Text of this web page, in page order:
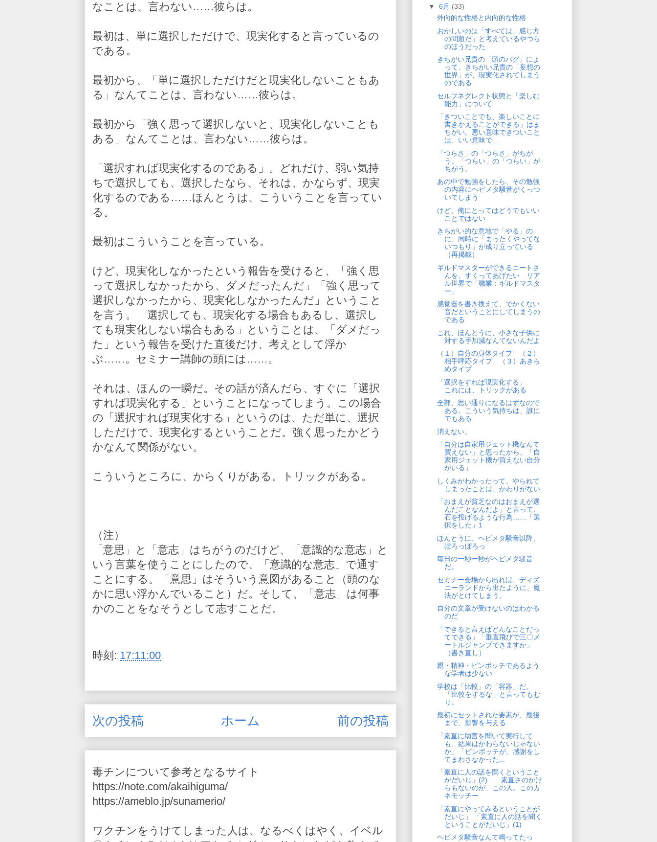
なことは、言わない……彼らは。
最初は、単に選択しただけで、現実化すると言っているの
である。
最初から、「単に選択しただけだと現実化しないこともあ
る」なんてことは、言わない……彼らは。
最初から「強く思って選択しないと、現実化しないことも
ある」なんてことは、言わない……彼らは。
「選択すれば現実化するのである」。どれだけ、弱い気持
ちで選択しても、選択したなら、それは、かならず、現実
化するのである……ほんとうは、こういうことを言ってい
る。
最初はこういうことを言っている。
けど、現実化しなかったという報告を受けると、「強く思
って選択しなかったから、ダメだったんだ」「強く思って
選択しなかったから、現実化しなかったんだ」ということ
を言う。「選択しても、現実化する場合もあるし、選択し
ても現実化しない場合もある」ということは、「ダメだっ
た」という報告を受けた直後だけ、考えとして浮か
ぶ……。セミナー講師の頭には……。
それは、ほんの一瞬だ。その話が済んだら、すぐに「選択
すれば現実化する」ということになってしまう。この場合
の「選択すれば現実化する」というのは、ただ単に、選択
しただけで、現実化するということだ。強く思ったかどう
かなんて関係がない。
こういうところに、からくりがある。トリックがある。
（注）
「意思」と「意志」はちがうのだけど、「意識的な意志」と
いう言葉を使うことにしたので、「意識的な意志」で通す
ことにする。「意思」はそういう意図があること（頭のな
かに思い浮かんでいること）だ。そして、「意志」は何事
かのことをなそうとして志すことだ。
時刻: 17:11:00
次の投稿 前の投稿
ホーム
毒チンについて参考となるサイト
https://note.com/akaihiguma/
https://ameblo.jp/sunamerio/
ワクチンをうけてしまった人は、なるべくはやく、イベル
▼ 6月 (33)
外向的な性格と内向的な性格
おかしいのは「すべては、感じ方
の問題だ」と考えているやつら
のほうだった
きちがい兄貴の「頭のバグ」によ
って、きちがい兄貴の「妄想の
世界」が、現実化されてしまう
のである
セルフネグレクト状態と「楽しむ
能力」について
「きついことでも、楽しいことに
書きかえることができる」はま
ちがい。悪い意味できついこと
は、いい意味で...
「つらさ」の「つらさ」がちが
う。「つらい」の「つらい」が
ちがう。
あの中で勉強をしたら、その勉強
の内容にヘビメタ騒音がくっつ
いてしまう
けど、俺にとってはどうでもいい
ことではない
きちがい的な意地で「やる」の
に、同時に「まったくやってな
いつもり」が成り立っている
（再掲載）
ギルドマスターができるニートさ
んを、すくってあげたい リア
ル世界で「職業：ギルドマスタ
ー」
感覚器を書き換えて、でかくない
音だということにしてしまうの
である
これ、ほんとうに、小さな子供に
対する手加減なんてないんだよ
（１）自分の身体タイプ （２）
相手呼応タイプ （３）あきら
めタイプ
「選択をすれば現実化する」
これには、トリックがある
全部、思い通りになるはずなので
ある。こういう気持ちは、誰に
でもある
消えない。
「自分は自家用ジェット機なんて
買えない」と思ったから、「自
家用ジェット機が買えない自分
がいる」
しくみがわかったって、やられて
しまったことは、かわりがない
「おまえが貧乏なのはおまえが選
んだことなんだよ」と言って、
石を投げるような行為……「選
択をした」1
ほんとうに、ヘビメタ騒音以降、
ぼろっぼろっ
毎日の一秒一秒がヘビメタ騒音
だ。
セミナー会場から出れば、ディズ
ニーランドから出たように、魔
法がとけてしまう。
自分の文章が受けないのはわかる
のだ
「できると言えばどんなことだっ
てできる」「垂直飛びで三〇メ
ートルジャンプできますか」
（書き直し）
親・精神・ビンボッチであるよう
な学者は少ない
学校は「比較」の「容器」だ。
「比較をするな」と言ってもむ
り。
最初にセットされた要素が、最後
まで、影響を与える
「素直に助言を聞いて実行して
も、結果はかわらないじゃない
か」「ビンボッチが、感謝をし
てまわさなかった...
「素直に人の話を聞くということ
がだいじ」(2) 素直さのかけ
らもないのが、この人。このカ
ネモッチー
「素直にやってみるということが
だいじ」 「素直に人の話を聞く
ということがだいじ」(1)
ヘビメタ騒音なんて鳴ってたっ